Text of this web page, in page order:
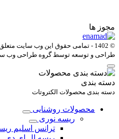
مجوز ها
© 1402 - تمامی حقوق این وب سایت متعلق به
طراحی و توسعه توسط گروه طراحی وب
دسته بندی
دسته بندی محصولات الکتروتات
محصولات روشنایی
ریسه نوری
ترانس اسلیم